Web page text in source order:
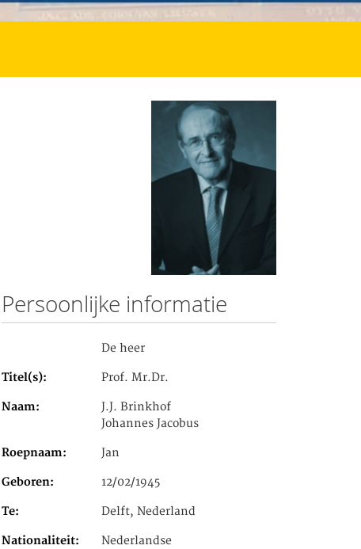
Persoonlijke informatie
De heer
Titel(s) Prof. Mr.Dr.
Naam
J.J. Brinkhof
Johannes Jacobus
Roepnaam Jan
Geboren 12/02/1945
Te Delft, Nederland
Nationaliteit Nederlandse